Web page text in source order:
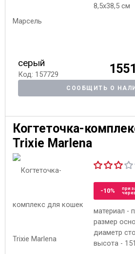
8,5х38,5 см
серый
Код: 157729
СООБЩИТЬ О
Когтеточка-
Trixie Marlena
-10%
при
материал -
размер
диаметр
высота -